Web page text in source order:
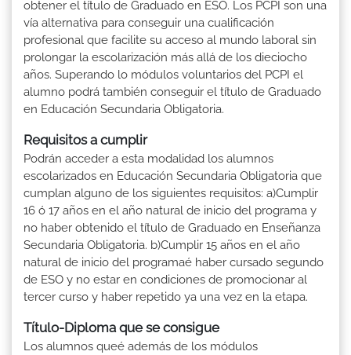
obtener el título de Graduado en ESO. Los PCPI son una
vía alternativa para conseguir una cualificación
profesional que facilite su acceso al mundo laboral sin
prolongar la escolarización más allá de los dieciocho
años. Superando lo módulos voluntarios del PCPI el
alumno podrá también conseguir el título de Graduado
en Educación Secundaria Obligatoria.
Requisitos a cumplir
Podrán acceder a esta modalidad los alumnos
escolarizados en Educación Secundaria Obligatoria que
cumplan alguno de los siguientes requisitos: a)Cumplir
16 ó 17 años en el año natural de inicio del programa y
no haber obtenido el título de Graduado en Enseñanza
Secundaria Obligatoria. b)Cumplir 15 años en el año
natural de inicio del programaé haber cursado segundo
de ESO y no estar en condiciones de promocionar al
tercer curso y haber repetido ya una vez en la etapa.
Título-Diploma que se consigue
Los alumnos queé además de los módulos